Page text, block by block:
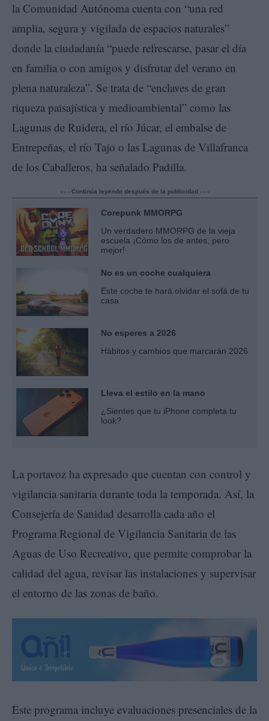
la Comunidad Autónoma cuenta con “una red
amplia, segura y vigilada de espacios naturales”
donde la ciudadanía “puede refrescarse, pasar el día
en familia o con amigos y disfrutar del verano en
plena naturaleza”. Se trata de “enclaves de gran
riqueza paisajística y medioambiental” como las
Lagunas de Ruidera, el río Júcar, el embalse de
Entrepeñas, el río Tajo o las Lagunas de Villafranca
de los Caballeros, ha señalado Padilla.
- - - Continúa leyendo después de la publicidad - - -
Corepunk MMORPG
Un verdadero MMORPG de la vieja
escuela ¡Cómo los de antes, pero
mejor!
No es un coche cualquiera
Este coche te hará olvidar el sofá de tu
casa
No esperes a 2026
Hábitos y cambios que marcarán 2026
Lleva el estilo en la mano
¿Sientes que tu iPhone completa tu
look?
La portavoz ha expresado que cuentan con control y
vigilancia sanitaria durante toda la temporada. Así, la
Consejería de Sanidad desarrolla cada año el
Programa Regional de Vigilancia Sanitaria de las
Aguas de Uso Recreativo, que permite comprobar la
calidad del agua, revisar las instalaciones y supervisar
el entorno de las zonas de baño.
Este programa incluye evaluaciones presenciales de la